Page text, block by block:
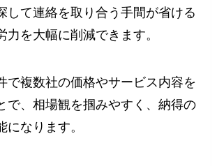
して連絡を取り合う手間が省ける
力を大幅に削減できます。
で複数社の価格やサービス内容を
で、相場観を掴みやすく、納得の
になります。